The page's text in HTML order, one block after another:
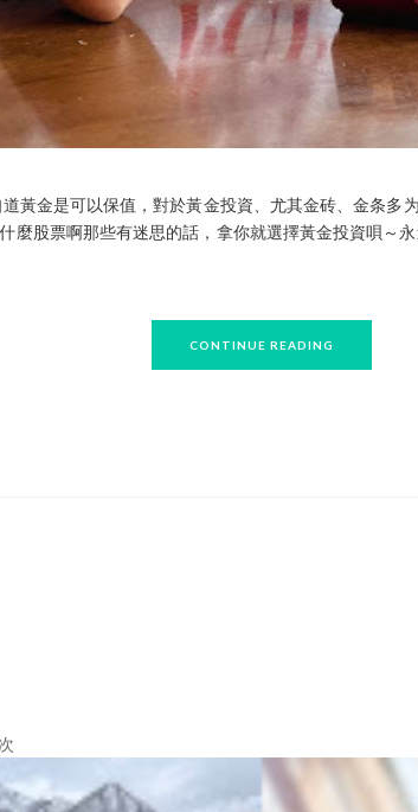
黃金是可以保值，對於黃金投資、尤其金砖、金条多
麼股票啊那些有迷思的話，拿你就選擇黃金投資唄～
CONTINUE READING